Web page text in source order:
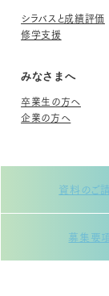
シラバスと成績評価
修学支援
みなさまへ
卒業生の方へ
企業の方へ
資料のご
募集要